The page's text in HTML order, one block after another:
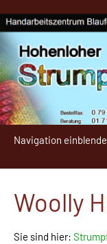
Navigation
Woolly
Sie sind hier: